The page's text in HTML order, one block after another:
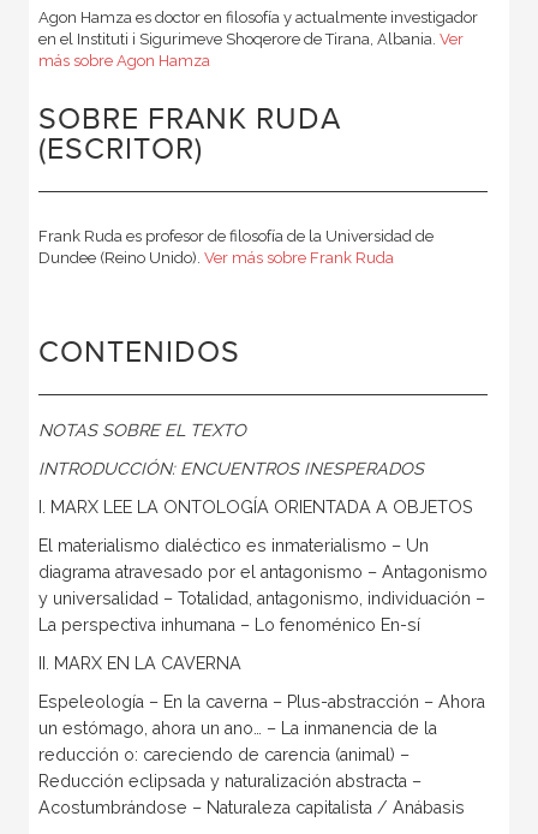
Agon Hamza es doctor en filosofía y actualmente investigador
en el Instituti i Sigurimeve Shoqerore de Tirana, Albania. Ver
más sobre Agon Hamza
SOBRE FRANK RUDA
(ESCRITOR)
Frank Ruda es profesor de filosofía de la Universidad de
Dundee (Reino Unido). Ver más sobre Frank Ruda
CONTENIDOS
NOTAS SOBRE EL TEXTO
INTRODUCCIÓN: ENCUENTROS INESPERADOS
I. MARX LEE LA ONTOLOGÍA ORIENTADA A OBJETOS
El materialismo dialéctico es inmaterialismo – Un
diagrama atravesado por el antagonismo – Antagonismo
y universalidad – Totalidad, antagonismo, individuación –
La perspectiva inhumana – Lo fenoménico En-sí
II. MARX EN LA CAVERNA
Espeleología – En la caverna – Plus-abstracción – Ahora
un estómago, ahora un ano… – La inmanencia de la
reducción o: careciendo de carencia (animal) –
Reducción eclipsada y naturalización abstracta –
Acostumbrándose – Naturaleza capitalista / Anábasis